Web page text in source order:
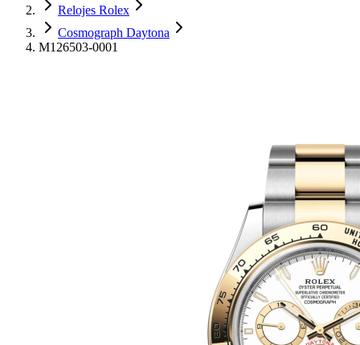
Relojes Rolex
Cosmograph Daytona
M126503-0001